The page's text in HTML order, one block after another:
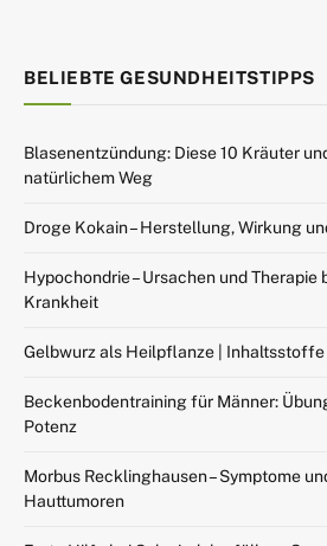
BELIEBTE GESUNDHEITSTIPPS
Blasenentzündung: Diese 10 Kräuter
natürlichem Weg
Droge Kokain – Herstellung, Wirkung
Hypochondrie – Ursachen und Therapie
Krankheit
Gelbwurz als Heilpflanze |
Beckenbodentraining für Männer:
Potenz
Morbus Recklinghausen – Symptome
Hauttumoren